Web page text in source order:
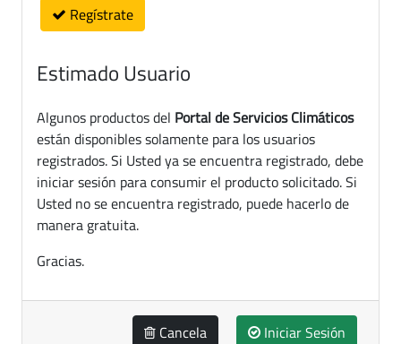
Regístrate
Estimado Usuario
Algunos productos del Portal de Servicios Climáticos
están disponibles solamente para los usuarios
registrados. Si Usted ya se encuentra registrado, debe
iniciar sesión para consumir el producto solicitado. Si
Usted no se encuentra registrado, puede hacerlo de
manera gratuita.
Gracias.
Cancela Iniciar Sesión